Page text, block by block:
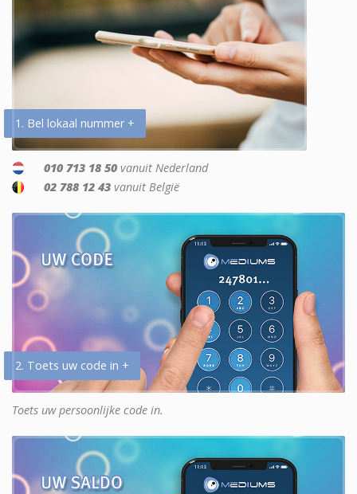
1. Bel lokaal nummer +
010 713 18 50 vanuit Nederland
02 788 12 43 vanuit België
2. Toets uw code in +
Toets uw persoonlijke code in.